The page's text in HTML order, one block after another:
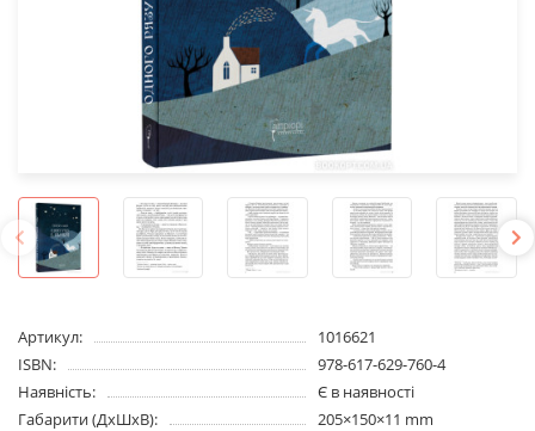
Артикул:
1016621
ISBN:
978-617-629-760-4
Наявність:
Є в наявності
Габарити (ДхШхВ):
205×150×11 mm